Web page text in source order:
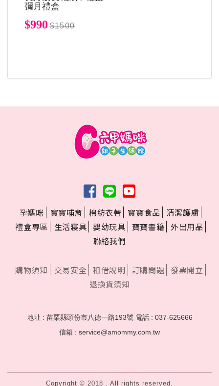
彌月禮盒
$990 $1500
孕媽咪 寶寶哺育 棉紡衣著 寶寶食品
清潔護膚
禮盒專區
生活寢具 嬰幼玩具 寶寶書籍 外出用品
聯絡我們
購物須知 交易安全 租借說明 訂購問題 發票開立
退換貨須知
地址 : 苗栗縣頭份市八德一路193號 電話 : 037-625666
信箱 : service@amommy.com.tw
Copyright © 2018 . All rights reserved.